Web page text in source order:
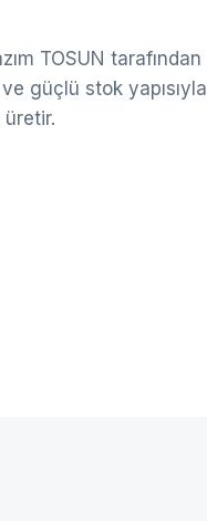
TOSUN tarafından
güçlü stok yapısıyla